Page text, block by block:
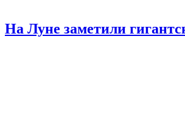
На Луне заметили